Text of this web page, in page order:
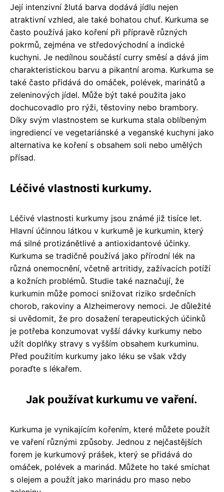
Její intenzivní žlutá barva dodává jídlu nejen
atraktivní vzhled, ale také bohatou chuť. Kurkuma se
často používá jako koření při přípravě různých
pokrmů, zejména ve středovýchodní a indické
kuchyni. Je nedílnou součástí curry směsí a dává jim
charakteristickou barvu a pikantní aroma. Kurkuma se
také často přidává do omáček, polévek, marinátů a
zeleninových jídel. Může být také použita jako
dochucovadlo pro rýži, těstoviny nebo brambory.
Díky svým vlastnostem se kurkuma stala oblíbeným
ingrediencí ve vegetariánské a veganské kuchyni jako
alternativa ke koření s obsahem soli nebo umělých
přísad.
Léčivé vlastnosti kurkumy.
Léčivé vlastnosti kurkumy jsou známé již tisíce let.
Hlavní účinnou látkou v kurkumě je kurkumin, který
má silné protizánětlivé a antioxidantové účinky.
Kurkuma se tradičně používá jako přírodní lék na
různá onemocnění, včetně artritidy, zažívacích potíží
a kožních problémů. Studie také naznačují, že
kurkumin může pomoci snižovat riziko srdečních
chorob, rakoviny a Alzheimerovy nemoci. Je důležité
si uvědomit, že pro dosažení terapeutických účinků
je potřeba konzumovat vyšší dávky kurkumy nebo
užít doplňky stravy s vyšším obsahem kurkuminu.
Před použitím kurkumy jako léku se však vždy
poraďte s lékařem.
Jak používat kurkumu ve vaření.
Kurkuma je vynikajícím kořením, které můžete použít
ve vaření různými způsoby. Jednou z nejčastějších
forem je kurkumový prášek, který se přidává do
omáček, polévek a marinád. Můžete ho také smíchat
s olejem a použít jako marinádu pro maso nebo